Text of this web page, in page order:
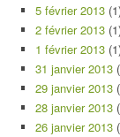
5 février 2013
2 février 2013
1 février 2013
31 janvier 2013
29 janvier 2013
28 janvier 2013
26 janvier 2013